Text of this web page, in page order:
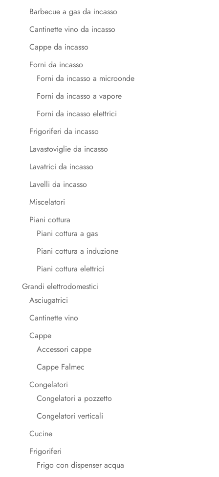
Barbecue a gas da incasso
Cantinette vino da incasso
Cappe da incasso
Forni da incasso
Forni da incasso a microonde
Forni da incasso a vapore
Forni da incasso elettrici
Frigoriferi da incasso
Lavastoviglie da incasso
Lavatrici da incasso
Lavelli da incasso
Miscelatori
Piani cottura
Piani cottura a gas
Piani cottura a induzione
Piani cottura elettrici
Grandi elettrodomestici
Asciugatrici
Cantinette vino
Cappe
Accessori cappe
Cappe Falmec
Congelatori
Congelatori a pozzetto
Congelatori verticali
Cucine
Frigoriferi
Frigo con dispenser acqua